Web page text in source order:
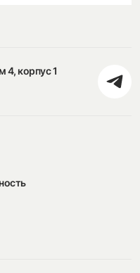
4, корпус 1